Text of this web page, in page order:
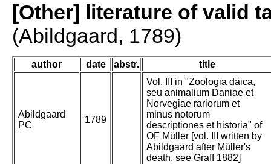
[Other] literature of valid
(Abildgaard, 1789)
author date abstr. title
Abildgaard
PC
1789
Vol. III in "Zoologia daica,
seu animalium Daniae et
Norvegiae rariorum et
minus notorum
descriptiones et historia" of
OF Müller [vol. III written by
Abildgaard after Müller's
death, see Graff 1882]